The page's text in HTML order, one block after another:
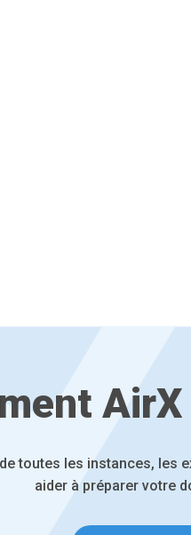
toutes les instances, les
aider à préparer votre